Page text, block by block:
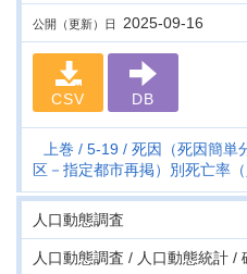
公開（更新）日 2025-09-16
CSV DB
上巻 5-19
死因（死因簡単
区－指定都市再掲）別死亡率（
人口動態調査
人口動態調査 / 人口動態統計 /